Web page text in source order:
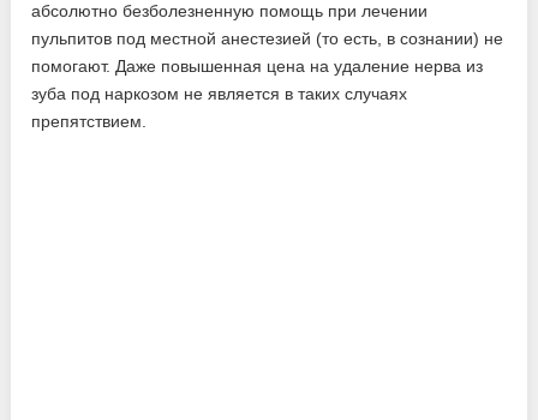
абсолютно безболезненную помощь при лечении
пульпитов под местной анестезией (то есть, в сознании) не
помогают. Даже повышенная цена на удаление нерва из
зуба под наркозом не является в таких случаях
препятствием.